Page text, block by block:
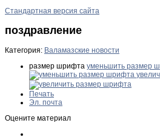
Стандартная версия сайта
поздравление
Категория: Валамазские новости
размер шрифта уменьшить размер
Печать
Эл. почта
Оцените материал